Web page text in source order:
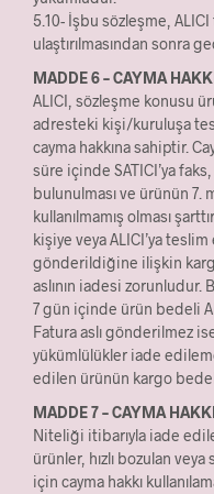
5.10- İşbu sözleşme, ALICI
ulaştırılmasından sonra
MADDE 6 – CAYMA
ALICI, sözleşme konusu
adresteki kişi/kuruluşa
cayma hakkına sahiptir.
süre içinde SATICI’ya
bulunulması ve ürünün
kullanılmamış olması
kişiye veya ALICI’ya
gönderildiğine ilişkin
aslının iadesi zorunludur.
7 gün içinde ürün bedeli
Fatura aslı gönderilmez
yükümlülükler iade
edilen ürünün kargo bedeli
MADDE 7 – CAYMA
Niteliği itibarıyla iade
ürünler, hızlı bozulan
için cayma hakkı